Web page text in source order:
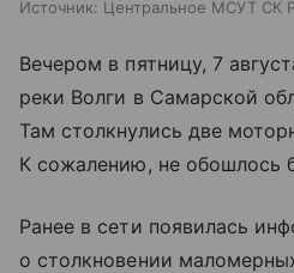
Источник: Центральное МСУТ СК
Вечером в пятницу, 7
реки Волги в Самарской
Там столкнулись две
К сожалению, не обошлось
Ранее в сети появилась
о столкновении